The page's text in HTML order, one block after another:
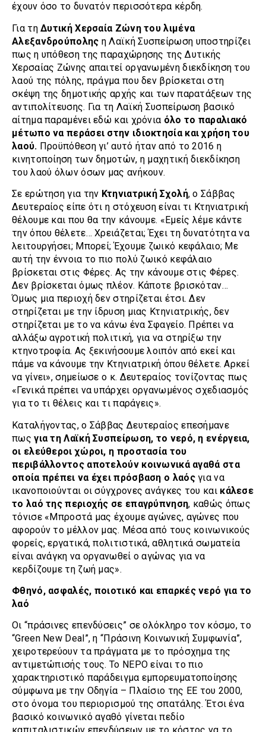
έχουν όσο το δυνατόν περισσότερα κέρδη.
Για τηΔυτική Χερσαία Ζώνη του λιμένα
Αλεξανδρούπολης η Λαϊκή Συσπείρωση υποστηρίζει
πως η υπόθεση της παραχώρησης της Δυτικής
Χερσαίας Ζώνης απαιτεί οργανωμένη διεκδίκηση του
λαού της πόλης, πράγμα που δεν βρίσκεται στη
σκέψη της δημοτικής αρχής και των παρατάξεων της
αντιπολίτευσης. Για τη Λαϊκή Συσπείρωση βασικό
αίτημα παραμένει εδώ και χρόνια όλο το παραλιακό
μέτωπο να περάσει στην ιδιοκτησία και χρήση του
λαού. Προϋπόθεση γι’ αυτό ήταν από το 2016 η
κινητοποίηση των δημοτών, η μαχητική διεκδίκηση
του λαού όλων όσων μας ανήκουν.
Σε ερώτηση για την Κτηνιατρική Σχολή, ο Σάββας
Δευτεραίος είπε ότι η στόχευση είναι τι Κτηνιατρική
θέλουμε και που θα την κάνουμε. «Εμείς λέμε κάντε
την όπου θέλετε… Χρειάζεται; Έχει τη δυνατότητα να
λειτουργήσει; Μπορεί; Έχουμε ζωικό κεφάλαιο; Με
αυτή την έννοια το πιο πολύ ζωικό κεφάλαιο
βρίσκεται στις Φέρες. Ας την κάνουμε στις Φέρες.
Δεν βρίσκεται όμως πλέον. Κάποτε βρισκόταν…
Όμως μια περιοχή δεν στηρίζεται έτσι. Δεν
στηρίζεται με την ίδρυση μιας Κτηνιατρικής, δεν
στηρίζεται με το να κάνω ένα Σφαγείο. Πρέπει να
αλλάξω αγροτική πολιτική, για να στηρίξω την
κτηνοτροφία. Ας ξεκινήσουμε λοιπόν από εκεί και
πάμε να κάνουμε την Κτηνιατρική όπου θέλετε. Αρκεί
να γίνει», σημείωσε ο κ. Δευτεραίος τονίζοντας πως
«Γενικά πρέπει να υπάρχει οργανωμένος σχεδιασμός
για το τι θέλεις και τι παράγεις».
Καταλήγοντας, ο Σάββας Δευτεραίος επεσήμανε
πωςγια τη Λαϊκή Συσπείρωση, το νερό, η ενέργεια,
οι ελεύθεροι χώροι, η προστασία του
περιβάλλοντος αποτελούν κοινωνικά αγαθά στα
οποία πρέπει να έχει πρόσβαση ο λαόςγια να
ικανοποιούνται οι σύγχρονες ανάγκες του και κάλεσε
το λαό της περιοχής σε επαγρύπνηση, καθώς όπως
τόνισε «Μπροστά μας έχουμε αγώνες, αγώνες που
αφορούν το μέλλον μας. Μέσα από τους κοινωνικούς
φορείς, εργατικά, πολιτιστικά, αθλητικά σωματεία
είναι ανάγκη να οργανωθεί ο αγώνας για να
κερδίζουμε τη ζωή μας».
Φθηνό, ασφαλές, ποιοτικό και επαρκές νερό για το
λαό
Οι “πράσινες επενδύσεις” σε ολόκληρο τον κόσμο, το
“Green New Deal”, η “Πράσινη Κοινωνική Συμφωνία”,
χειροτερεύουν τα πράγματα με το πρόσχημα της
αντιμετώπισής τους. Το ΝΕΡΟ είναι το πιο
χαρακτηριστικό παράδειγμα εμπορευματοποίησης
σύμφωνα με την Οδηγία – Πλαίσιο της ΕΕ του 2000,
στο όνομα του περιορισμού της σπατάλης. Έτσι ένα
βασικό κοινωνικό αγαθό γίνεται πεδίο